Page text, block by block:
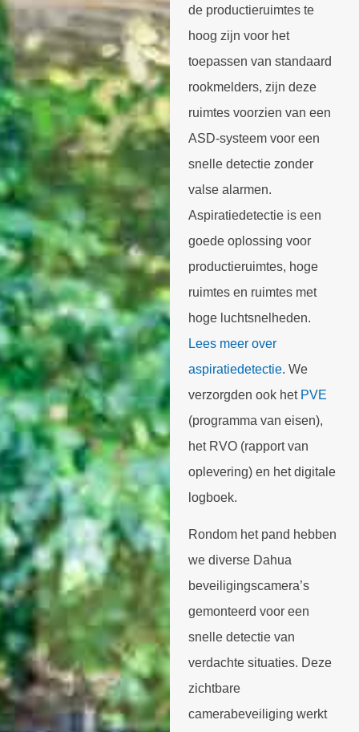
de productieruimtes te
hoog zijn voor het
toepassen van standaard
rookmelders, zijn deze
ruimtes voorzien van een
ASD-systeem voor een
snelle detectie zonder
valse alarmen.
Aspiratiedetectie is een
goede oplossing voor
productieruimtes, hoge
ruimtes en ruimtes met
hoge luchtsnelheden.
Lees meer over
aspiratiedetectie. We
verzorgden ook het PVE
(programma van eisen),
het RVO (rapport van
oplevering) en het digitale
logboek.
Rondom het pand hebben
we diverse Dahua
beveiligingscamera’s
gemonteerd voor een
snelle detectie van
verdachte situaties. Deze
zichtbare
camerabeveiliging werkt